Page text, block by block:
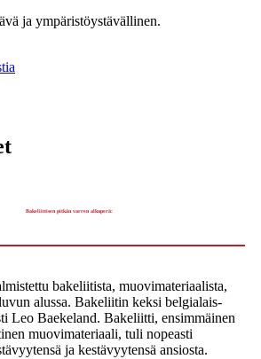
ja ympäristöystävällinen.
Bakeliittisen pitkän varren alkuperä:
bakeliitista, muovimateriaalista,
alussa. Bakeliitin keksi belgialais-
Leo Baekeland. Bakeliitti, ensimmäinen
muovimateriaali, tuli nopeasti
ja kestävyytensä ansiosta.